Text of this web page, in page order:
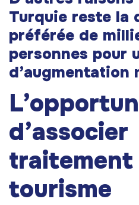
Turquie reste la
préférée de
personnes pour
d’augmentation
d’associer
tourisme